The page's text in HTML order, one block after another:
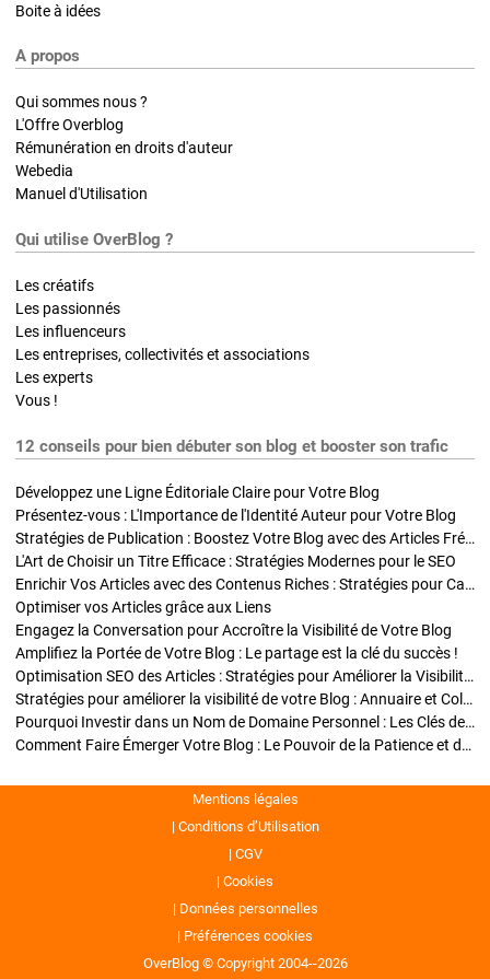
Boite à idées
A propos
Qui sommes nous ?
L'Offre Overblog
Rémunération en droits d'auteur
Webedia
Manuel d'Utilisation
Qui utilise OverBlog ?
Les créatifs
Les passionnés
Les influenceurs
Les entreprises, collectivités et associations
Les experts
Vous !
12 conseils pour bien débuter son blog et booster son trafic
Développez une Ligne Éditoriale Claire pour Votre Blog
Présentez-vous : L'Importance de l'Identité Auteur pour Votre Blog
Stratégies de Publication : Boostez Votre Blog avec des Articles Fréquents et Exclusifs
L'Art de Choisir un Titre Efficace : Stratégies Modernes pour le SEO
Enrichir Vos Articles avec des Contenus Riches : Stratégies pour Captiver et Optimiser
Optimiser vos Articles grâce aux Liens
Engagez la Conversation pour Accroître la Visibilité de Votre Blog
Amplifiez la Portée de Votre Blog : Le partage est la clé du succès !
Optimisation SEO des Articles : Stratégies pour Améliorer la Visibilité de Votre Blog
Stratégies pour améliorer la visibilité de votre Blog : Annuaire et Collaborations
Pourquoi Investir dans un Nom de Domaine Personnel : Les Clés de la Réussite de Votre Blog
Comment Faire Émerger Votre Blog : Le Pouvoir de la Patience et de la Persévérance
Mentions légales
Conditions d’Utilisation
CGV
Cookies
Données personnelles
Préférences cookies
OverBlog © Copyright 2004--2026